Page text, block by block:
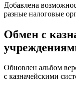
Добавлена
разные налоговые
Обмен с
Обновлен альбом
с казначейскими